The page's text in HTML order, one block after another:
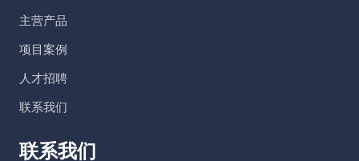
主营产品
项目案例
人才招聘
联系我们
联系我们